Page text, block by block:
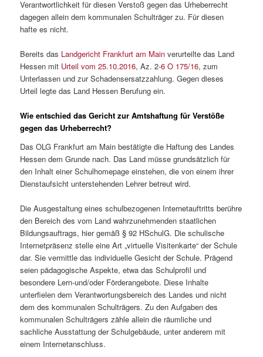
Verantwortlichkeit für diesen Verstoß gegen das Urheberrecht
dagegen allein dem kommunalen Schulträger zu. Für diesen
hafte es nicht.
Bereits das Landgericht Frankfurt am Main verurteilte das Land
Hessen mit Urteil vom 25.10.2016, Az. 2-6 O 175/16, zum
Unterlassen und zur Schadensersatzzahlung. Gegen dieses
Urteil legte das Land Hessen Berufung ein.
Wie entschied das Gericht zur Amtshaftung für Verstöße
gegen das Urheberrecht?
Das OLG Frankfurt am Main bestätigte die Haftung des Landes
Hessen dem Grunde nach. Das Land müsse grundsätzlich für
den Inhalt einer Schulhomepage einstehen, die von einem ihrer
Dienstaufsicht unterstehenden Lehrer betreut wird.
Die Ausgestaltung eines schulbezogenen Internetauftritts berühre
den Bereich des vom Land wahrzunehmenden staatlichen
Bildungsauftrags, hier gemäß § 92 HSchulG. Die schulische
Internetpräsenz stelle eine Art „virtuelle Visitenkarte“ der Schule
dar. Sie vermittle das individuelle Gesicht der Schule. Prägend
seien pädagogische Aspekte, etwa das Schulprofil und
besondere Lern-und/oder Förderangebote. Diese Inhalte
unterfielen dem Verantwortungsbereich des Landes und nicht
dem des kommunalen Schulträgers. Zu den Aufgaben des
kommunalen Schulträgers zähle allein die räumliche und
sachliche Ausstattung der Schulgebäude, unter anderem mit
einem Internetanschluss.